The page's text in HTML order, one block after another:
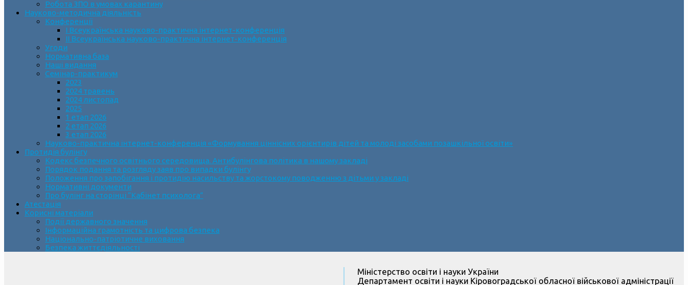
Робота ЗПО в умовах карантину
Науково-методична діяльність
Конференції
І Всеукраїнська науково-практична інтернет-конференція
ІІ Всеукраїнська науково-практична інтернет-конференція
Угоди
Нормативна база
Наші видання
Семінар-практикум
2023
2024 травень
2024 листопад
2025
1 етап 2026
2 етап 2026
3 етап 2026
Науково-практична інтернет-конференція «Формування ціннісних орієнтирів дітей та молоді засобами позашкільної освіти»
Протидія булінгу
Кодекс безпечного освітнього середовища. Антибулінгова політика в нашому закладі
Порядок подання та розгляду заяв про випадки булінгу
Положення про запобігання і протидію насильству та жорстокому поводженню з дітьми у закладі
Нормативні документи
Про булінг на сторінці “Кабінет психолога”
Атестація
Корисні матеріали
Події державного значення
Інформаційна грамотність та цифрова безпека
Національно-патріотичне виховання
Безпека життєдіяльності
Міністерство освіти і науки України
Департамент освіти і науки Кіровоградської обласної військової адміністрації